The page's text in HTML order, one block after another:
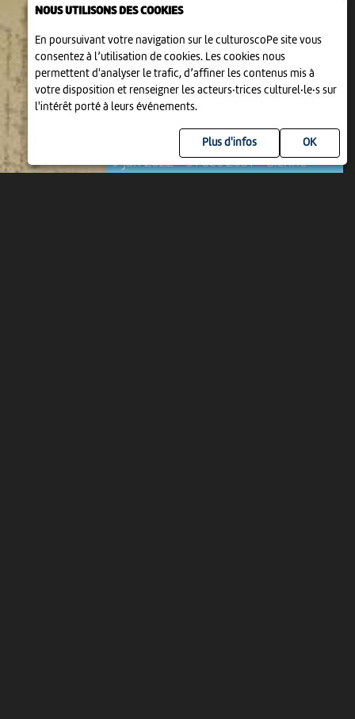
NOUS UTILISONS DES COOKIES
En poursuivant votre navigation sur le culturoscoPe site vous
consentez à l’utilisation de cookies. Les cookies nous
permettent d'analyser le trafic, d’affiner les contenus mis à
votre disposition et renseigner les acteurs·trices culturel·le·s sur
l'intérêt porté à leurs événements.
Plus d'infos
LES LETTRES DE ROBERT WALSER
9 jan 2022 > 31 déc 2031-Bienne